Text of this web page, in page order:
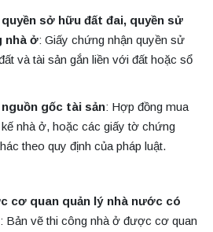
sở hữu đất đai, quyền sử
nhà ở: Giấy chứng nhận quyền sử
và tài sản gắn liền với đất hoặc sổ
gốc tài sản: Hợp đồng mua
nhà ở, hoặc các giấy tờ chứng
theo quy định của pháp luật.
cơ quan quản lý nhà nước có
: Bản vẽ thi công nhà ở được cơ quan